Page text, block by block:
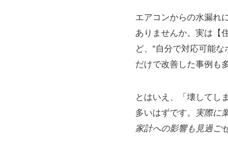
エアコンからの水漏れ
ありませんか。実は【
ど、“自分で対応可能
だけで改善した事例も
とはいえ、「壊してし
多いはずです。
実際に
家計への影響も見過ご